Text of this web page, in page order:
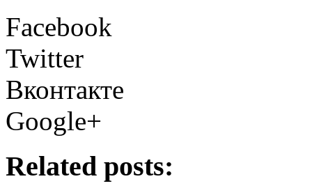
Facebook
Twitter
Вконтакте
Google+
Related posts: